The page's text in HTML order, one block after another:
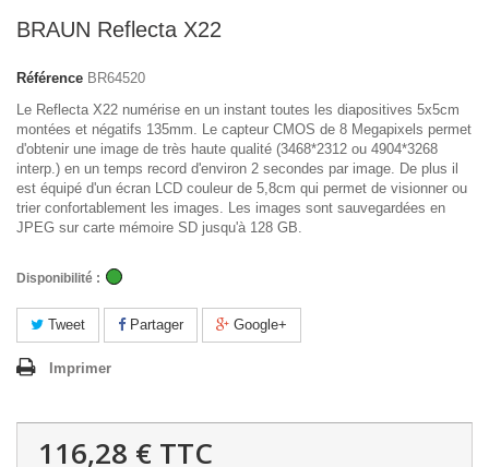
BRAUN Reflecta X22
Référence BR64520
Le Reflecta X22 numérise en un instant toutes les diapositives 5x5cm
montées et négatifs 135mm. Le capteur CMOS de 8 Megapixels permet
d'obtenir une image de très haute qualité (3468*2312 ou 4904*3268
interp.) en un temps record d'environ 2 secondes par image. De plus il
est équipé d'un écran LCD couleur de 5,8cm qui permet de visionner ou
trier confortablement les images. Les images sont sauvegardées en
JPEG sur carte mémoire SD jusqu'à 128 GB.
Disponibilité :
Tweet Partager Google+
Imprimer
116,28 € TTC